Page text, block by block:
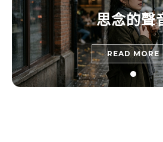
思念的聲
READ MORE